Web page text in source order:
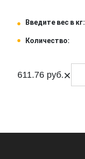
Введите вес в кг:
Количество:
611.76 руб.×